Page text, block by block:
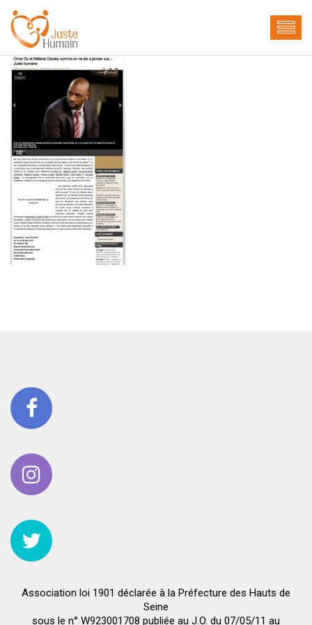
Association loi 1901 déclarée à la Préfecture des Hauts de
Seine
sous le n° W923001708 publiée au J.O. du 07/05/11 au